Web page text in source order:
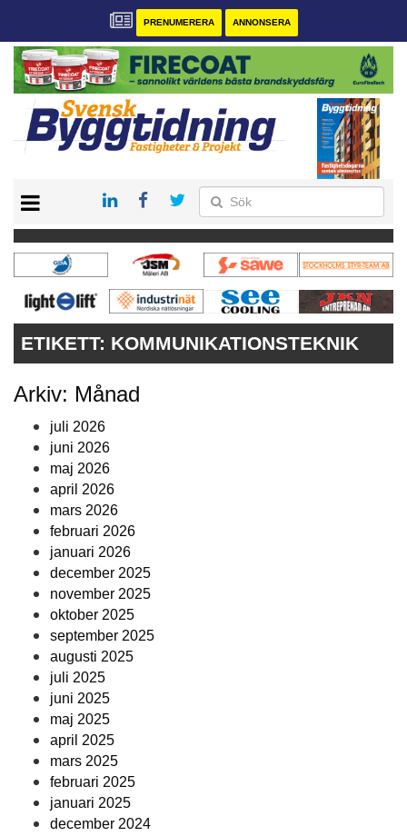
PRENUMERERA ANNONSERA
PRENUMERERA
VÅRA ANDRA MAGASIN
ANNONSERA
ETIKETT: KOMMUNIKATIONSTEKNIK
Arkiv: Månad
juli 2026
juni 2026
maj 2026
april 2026
mars 2026
februari 2026
januari 2026
december 2025
november 2025
oktober 2025
september 2025
augusti 2025
juli 2025
juni 2025
maj 2025
april 2025
mars 2025
februari 2025
januari 2025
december 2024